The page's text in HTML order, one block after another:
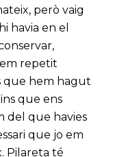
però vaig
havia en el
repetit
que hem hagut
que ens
del que havies
que jo em
Pilareta té